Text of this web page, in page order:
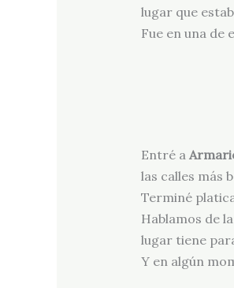
lugar que
Fue en una de
Entré a
las calles más
Terminé
Hablamos de
lugar tiene
Y en algún